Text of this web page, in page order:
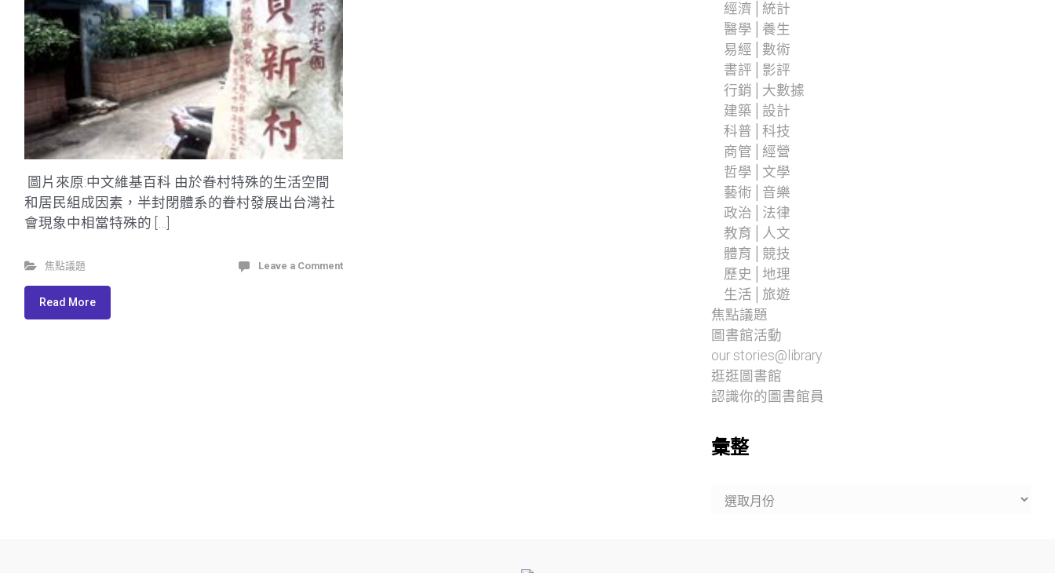
圖片來原:中文維基百科 由於眷村特殊的生活空間
和居民組成因素，半封閉體系的眷村發展出台灣社
會現象中相當特殊的 […]
焦點議題 Leave a Comment
Read More
經濟│統計
醫學│養生
易經│數術
書評│影評
行銷│大數據
建築│設計
科普│科技
商管│經營
哲學│文學
藝術│音樂
政治│法律
教育│人文
體育│競技
歷史│地理
生活│旅遊
焦點議題
圖書館活動
our stories@library
逛逛圖書館
認識你的圖書館員
彙整